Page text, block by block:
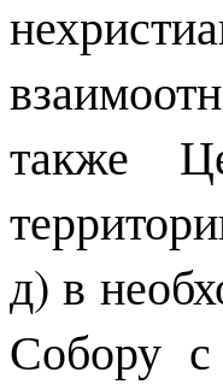
также
д) в
Собору с